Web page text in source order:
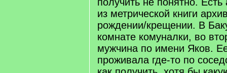
из метрической книги
рождении/крещении. В
комнате комуналки, во
мужчина по имени Яков.
проживала где-то по